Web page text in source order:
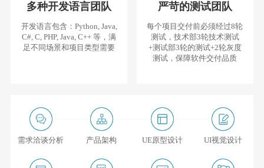
多种开发语言团队
开发语言包含：Python, Java,
C#, C, PHP, Java, C++ 等，满
足不同场景和项目类型需要
严苛的测试团队
每个项目交付前必须经过8轮
测试，技术部3轮技术测试
+测试部3轮的测试+2轮灰度
测试，保障软件交付品质
需求洽谈分析 产品架构 UE原型设计 UI视觉设计